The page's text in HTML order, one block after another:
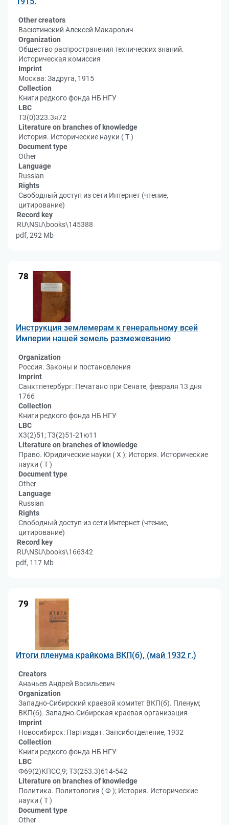
Other creators
Васютинский Алексей Макарович
Organization
Общество распространения технических знаний.
Историческая комиссия
Imprint
Москва: Задруга, 1915
Collection
Книги редкого фонда НБ НГУ
LBC
Т3(0)323.3я72
Literature on branches of knowledge
История. Исторические науки ( Т )
Document type
Other
Language
Russian
Rights
Свободный доступ из сети Интернет (чтение,
цитирование)
Record key
RU\NSU\books\145388
pdf, 292 Mb
78
Инструкция землемерам к генеральному всей
Империи нашей земель размежеванию
Organization
Россия. Законы и постановления
Imprint
Санктпетербург: Печатано при Сенате, февраля 13 дня
1766
Collection
Книги редкого фонда НБ НГУ
LBC
Х3(2)51; Т3(2)51-21ю11
Literature on branches of knowledge
Право. Юридические науки ( Х ); История. Исторические
науки ( Т )
Document type
Other
Language
Russian
Rights
Свободный доступ из сети Интернет (чтение,
цитирование)
Record key
RU\NSU\books\166342
pdf, 117 Mb
79
Итоги пленума крайкома ВКП(б), (май 1932 г.)
Creators
Ананьев Андрей Васильевич
Organization
Западно-Сибирский краевой комитет ВКП(б). Пленум;
ВКП(б). Западно-Сибирская краевая организация
Imprint
Новосибирск: Партиздат. Запсиботделение, 1932
Collection
Книги редкого фонда НБ НГУ
LBC
Ф69(2)КПСС,9; Т3(253.3)614-542
Literature on branches of knowledge
Политика. Политология ( Ф ); История. Исторические
науки ( Т )
Document type
Other